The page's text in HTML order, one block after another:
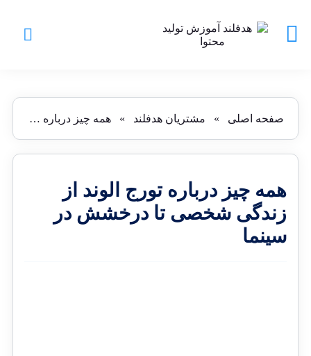
صفحه اصلی » مشتریان هدفلند » همه چیز درباره تورج الوند از زندگی شخصی تا درخشش در سینما
همه چیز درباره تورج الوند از
زندگی شخصی تا درخشش در
سینما